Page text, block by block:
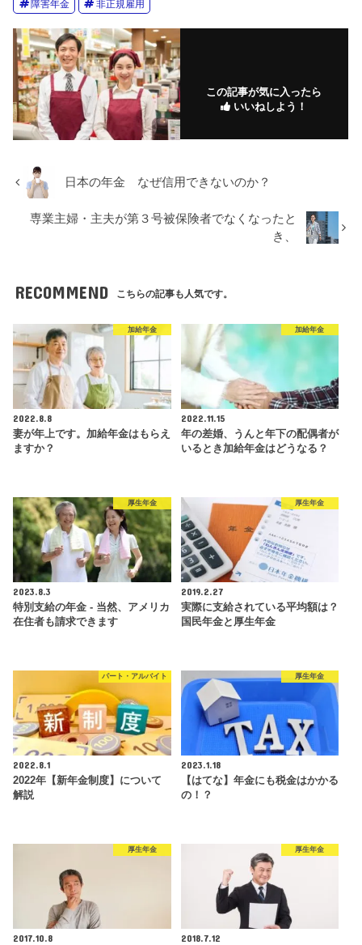
障害年金 非正規雇用
この記事が気に入ったら
いいねしよう！
日本の年金 なぜ信用できないのか？
専業主婦・主夫が第３号被保険者でなくなったと
き、
RECOMMEND こちらの記事も人気です。
加給年金
2022.8.8
妻が年上です。加給年金はもらえ
ますか？
加給年金
2022.11.15
年の差婚、うんと年下の配偶者が
いるとき加給年金はどうなる？
厚生年金
2023.8.3
特別支給の年金 - 当然、アメリカ
在住者も請求できます
厚生年金
2019.2.27
実際に支給されている平均額は？
国民年金と厚生年金
パート・アルバイト
2022.8.1
2022年【新年金制度】について
解説
厚生年金
2023.1.18
【はてな】年金にも税金はかかる
の！？
厚生年金
2017.10.8
厚生年金
2018.7.12